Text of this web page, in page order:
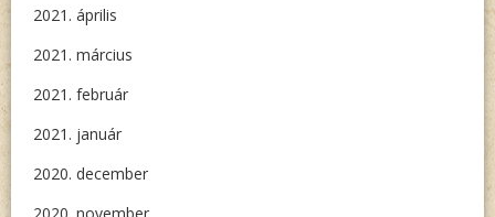
2021. április
2021. március
2021. február
2021. január
2020. december